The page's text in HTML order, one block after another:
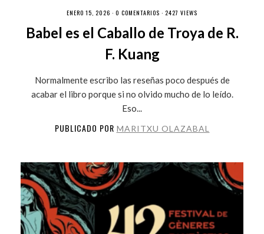
ENERO 15, 2026 · 0 COMENTARIOS · 2427 VIEWS
Babel es el Caballo de Troya de R.
F. Kuang
Normalmente escribo las reseñas poco después de
acabar el libro porque si no olvido mucho de lo leído.
Eso...
PUBLICADO POR MARITXU OLAZABAL